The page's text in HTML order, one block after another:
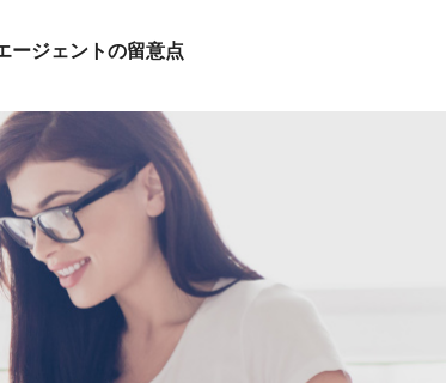
ージェントの留意点